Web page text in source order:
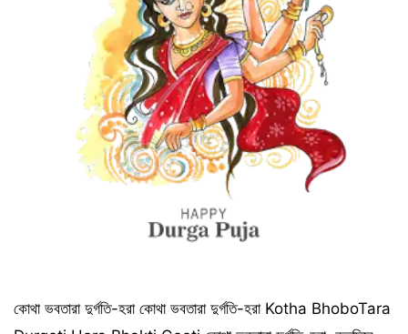
কোথা ভবতারা দুর্গতি-হরা কোথা ভবতারা দুর্গতি-হরা Kotha BhoboTara